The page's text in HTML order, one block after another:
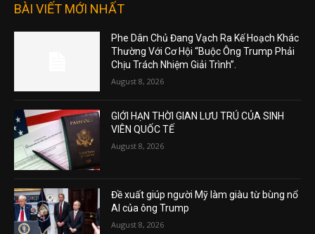
BÀI VIẾT MỚI NHẤT
Phe Dân Chủ Đang Vạch Ra Kế Hoạch Khác
Thường Với Cơ Hội “Buộc Ông Trump Phải
Chịu Trách Nhiệm Giải Trình”.
August 8, 2026
GIỚI HẠN THỜI GIAN LƯU TRÚ CỦA SINH
VIÊN QUỐC TẾ
August 8, 2026
Đề xuất giúp người Mỹ làm giàu từ bùng nổ
AI của ông Trump
August 8, 2026